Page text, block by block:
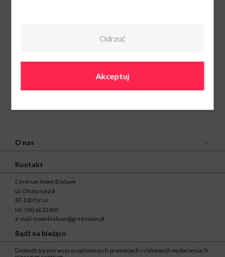
O nas
Kontakt
Centrum Nowe Bielawy
ul. Olsztyńska 8
87-100 Toruń
tel. (56) 66 22 605
e-mail: nowebielawy@greenman.pl
Bądź na bieżąco
Dowiedz się pierwszy o najnowszych promocjach i ciekawych wydarzeniach
Odrzuć
Akceptuj